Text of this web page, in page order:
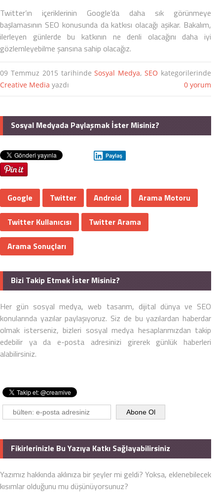
Twitter’ın içeriklerinin Google’da daha sık görünmeye
başlamasının SEO konusunda da katkısı olacağı aşikar. Bakalım,
ilerleyen günlerde bu katkının ne denli olacağını daha iyi
gözlemleyebilme şansına sahip olacağız.
09 Temmuz 2015 tarihindeSosyal Medya,SEO kategorilerinde
Creative Media yazdı 0 yorum
Sosyal Medyada Paylaşmak İster Misiniz?
Paylaş
Google Twitter Android Arama Motoru
Twitter Kullanıcısı Twitter Arama
Arama Sonuçları
Bizi Takip Etmek İster Misiniz?
Her gün sosyal medya, web tasarım, dijital dünya ve SEO
konularında yazılar paylaşıyoruz. Siz de bu yazılardan haberdar
olmak isterseniz, bizleri sosyal medya hesaplarımızdan takip
edebilir ya da e-posta adresinizi girerek günlük haberleri
alabilirsiniz.
Fikirlerinizle Bu Yazıya Katkı Sağlayabilirsiniz
Yazımız hakkında aklınıza bir şeyler mi geldi? Yoksa, eklenebilecek
kısımlar olduğunu mu düşünüyorsunuz?